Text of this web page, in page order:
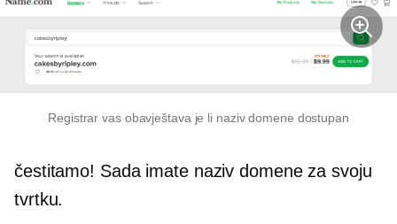
Registrar vas obavještava je li naziv domene dostupan
čestitamo! Sada imate naziv domene za svoju
tvrtku.